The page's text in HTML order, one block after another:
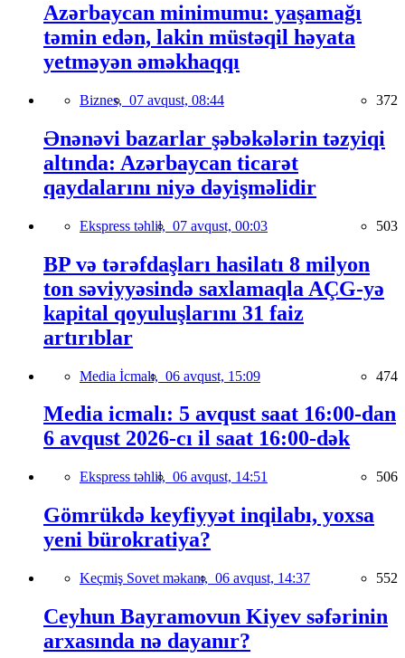
Azərbaycan minimumu: yaşamağı
təmin edən, lakin müstəqil həyata
yetməyən əməkhaqqı
Biznes, 07 avqust, 08:44 372
Ənənəvi bazarlar şəbəkələrin təzyiqi
altında: Azərbaycan ticarət
qaydalarını niyə dəyişməlidir
Ekspress təhlil, 07 avqust, 00:03 503
BP və tərəfdaşları hasilatı 8 milyon
ton səviyyəsində saxlamaqla AÇG-yə
kapital qoyuluşlarını 31 faiz
artırıblar
Media İcmalı, 06 avqust, 15:09 474
Media icmalı: 5 avqust saat 16:00-dan
6 avqust 2026-cı il saat 16:00-dək
Ekspress təhlil, 06 avqust, 14:51 506
Gömrükdə keyfiyyət inqilabı, yoxsa
yeni bürokratiya?
Keçmiş Sovet məkanı, 06 avqust, 14:37 552
Ceyhun Bayramovun Kiyev səfərinin
arxasında nə dayanır?